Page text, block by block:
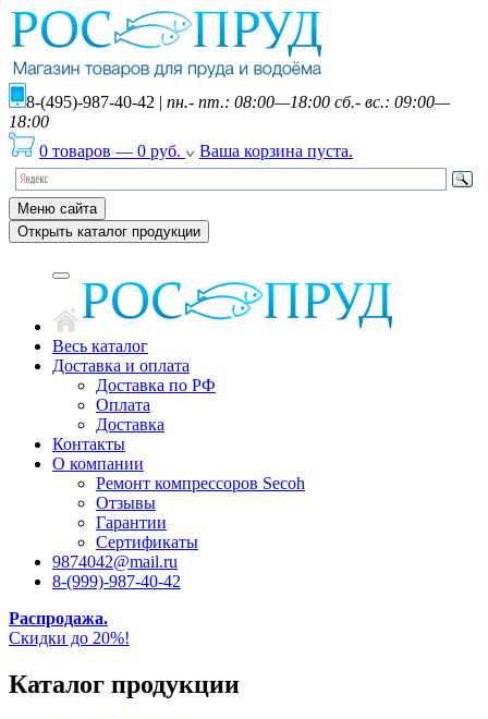
8-(495)-987-40-42 | пн.- пт.: 08:00—18:00 сб.- вс.: 09:00—
18:00
0 товаров — 0 руб. Ваша корзина пуста.
Меню сайта
Открыть каталог продукции
Весь каталог
Доставка и оплата
Доставка по РФ
Оплата
Доставка
Контакты
О компании
Ремонт компрессоров Secoh
Отзывы
Гарантии
Сертификаты
9874042@mail.ru
8-(999)-987-40-42
Распродажа.
Скидки до 20%!
Каталог продукции